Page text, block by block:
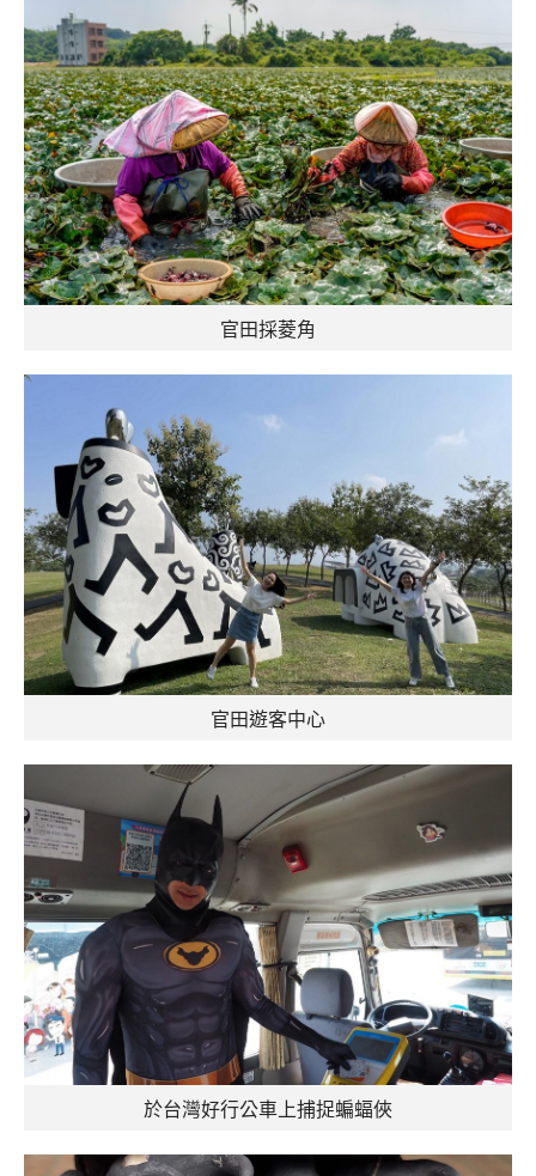
官田採菱角
官田遊客中心
於台灣好行公車上捕捉蝙蝠俠